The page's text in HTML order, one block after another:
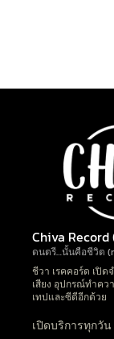
Chiva
ดนตรี…นั้นคือชีวิต
ชีวา เรคคอร์ด เปิด
เสียง อุปกรณ์ทำคว
เทปและซีดีอีกด้วย
เปิดบริการทุกวัน